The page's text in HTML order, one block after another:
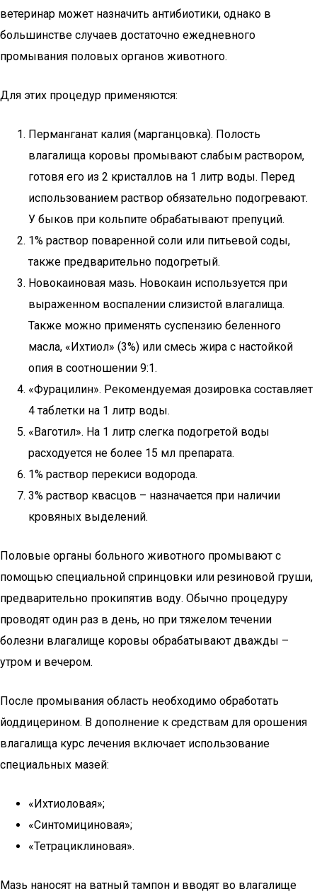
ветеринар может назначить антибиотики, однако в
большинстве случаев достаточно ежедневного
промывания половых органов животного.
Для этих процедур применяются:
Перманганат калия (марганцовка). Полость
влагалища коровы промывают слабым раствором,
готовя его из 2 кристаллов на 1 литр воды. Перед
использованием раствор обязательно подогревают.
У быков при кольпите обрабатывают препуций.
1% раствор поваренной соли или питьевой соды,
также предварительно подогретый.
Новокаиновая мазь. Новокаин используется при
выраженном воспалении слизистой влагалища.
Также можно применять суспензию беленного
масла, «Ихтиол» (3%) или смесь жира с настойкой
опия в соотношении 9:1.
«Фурацилин». Рекомендуемая дозировка составляет
4 таблетки на 1 литр воды.
«Ваготил». На 1 литр слегка подогретой воды
расходуется не более 15 мл препарата.
1% раствор перекиси водорода.
3% раствор квасцов – назначается при наличии
кровяных выделений.
Половые органы больного животного промывают с
помощью специальной спринцовки или резиновой груши,
предварительно прокипятив воду. Обычно процедуру
проводят один раз в день, но при тяжелом течении
болезни влагалище коровы обрабатывают дважды –
утром и вечером.
После промывания область необходимо обработать
йоддицерином. В дополнение к средствам для орошения
влагалища курс лечения включает использование
специальных мазей:
«Ихтиоловая»;
«Синтомициновая»;
«Тетрациклиновая».
Мазь наносят на ватный тампон и вводят во влагалище